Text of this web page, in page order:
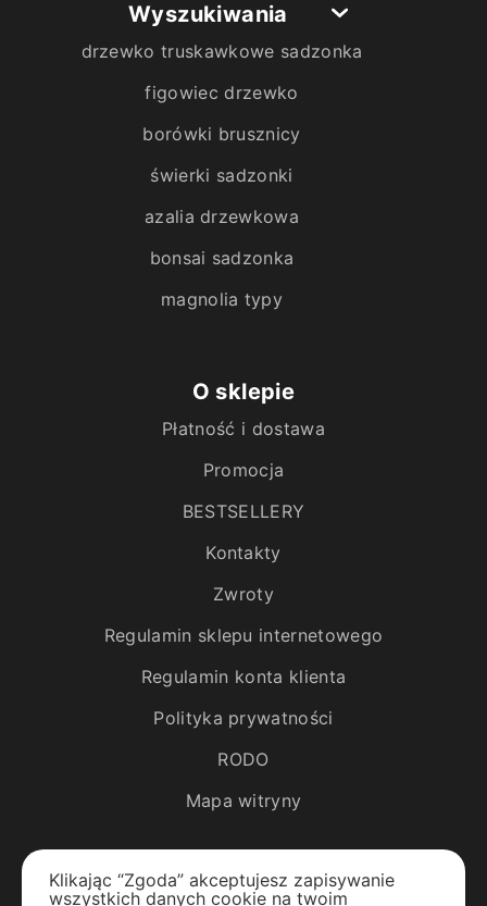
Wyszukiwania
drzewko truskawkowe sadzonka
figowiec drzewko
borówki brusznicy
świerki sadzonki
azalia drzewkowa
bonsai sadzonka
magnolia typy
O sklepie
Płatność i dostawa
Promocja
BESTSELLERY
Kontakty
Zwroty
Regulamin sklepu internetowego
Regulamin konta klienta
Polityka prywatności
RODO
Mapa witryny
Katalog
Klikając “Zgoda” akceptujesz zapisywanie
wszystkich danych cookie na twoim